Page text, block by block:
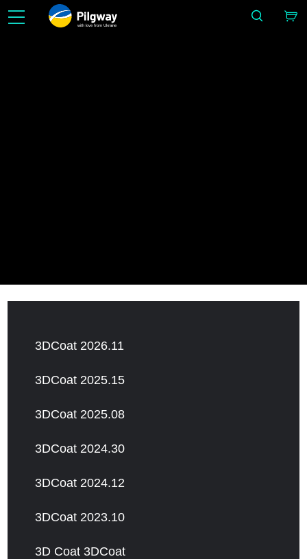
with love from Ukraine
3DCoat 2026.11
3DCoat 2025.15
3DCoat 2025.08
3DCoat 2024.30
3DCoat 2024.12
3DCoat 2023.10
3D Coat 3DCoat